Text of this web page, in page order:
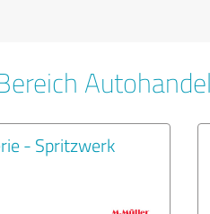
- Spritzwerk